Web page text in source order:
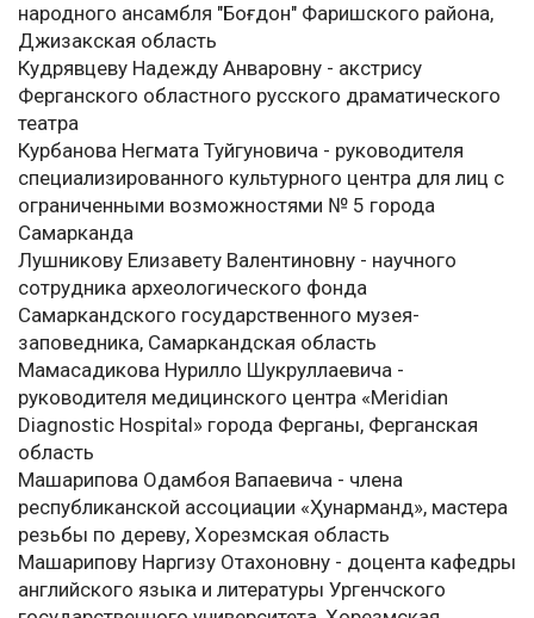
народного ансамбля "Боғдон" Фаришского района,
Джизакская область
Кудрявцеву Надежду Анваровну - акстрису
Ферганского областного русского драматического
театра
Курбанова Негмата Туйгуновича - руководителя
специализированного культурного центра для лиц с
ограниченными возможностями № 5 города
Самарканда
Лушникову Елизавету Валентиновну - научного
сотрудника археологического фонда
Самаркандского государственного музея-
заповедника, Самаркандская область
Мамасадикова Нурилло Шукруллаевича -
руководителя медицинского центра «Мeridian
Diagnostic Hospital» города Ферганы, Ферганская
область
Машарипова Одамбоя Вапаевича - члена
республиканской ассоциации «Ҳунарманд», мастера
резьбы по дереву, Хорезмская область
Машарипову Наргизу Отахоновну - доцента кафедры
английского языка и литературы Ургенчского